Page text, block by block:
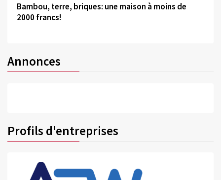
Bambou, terre, briques: une maison à moins de
2000 francs!
Annonces
Profils d'entreprises